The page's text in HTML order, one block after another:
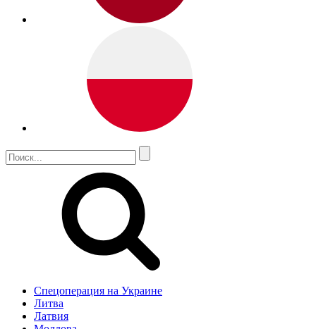
Спецоперация на Украине
Литва
Латвия